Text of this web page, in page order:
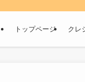
トップページ クレ